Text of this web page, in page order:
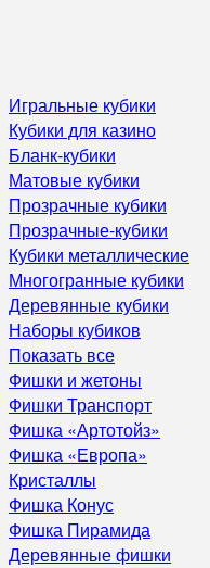
Игральные кубики
Кубики для казино
Бланк-кубики
Матовые кубики
Прозрачные кубики
Прозрачные-кубики
Кубики металлические
Многогранные кубики
Деревянные кубики
Наборы кубиков
Показать все
Фишки и жетоны
Фишки Транспорт
Фишка «Артотойз»
Фишка «Европа»
Кристаллы
Фишка Конус
Фишка Пирамида
Деревянные фишки